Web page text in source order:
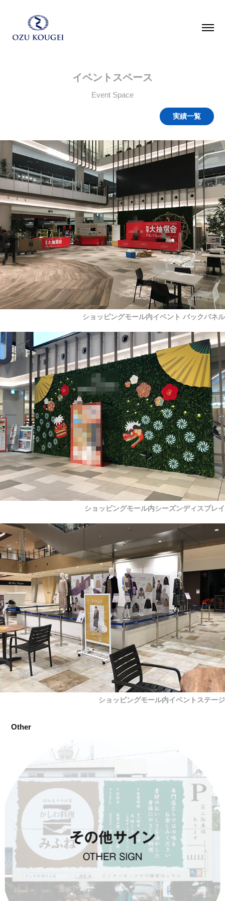
イベントスペース
Event Space
実績一覧
ショッピングモール内イベント バックパネル
ショッピングモール内シーズンディスプレイ
ショッピングモール内イベントステージ
Other
その他サイン